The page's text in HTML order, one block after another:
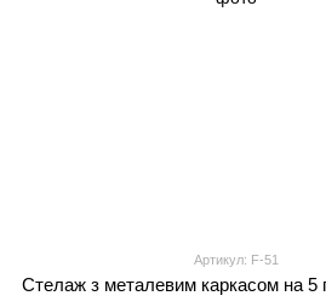
Артикул: F-51
Стелаж з металевим каркасом на